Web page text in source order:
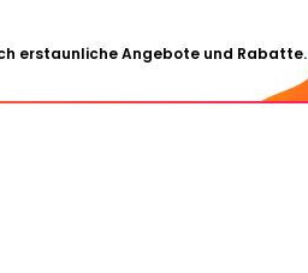
erstaunliche Angebote und Rabatte.